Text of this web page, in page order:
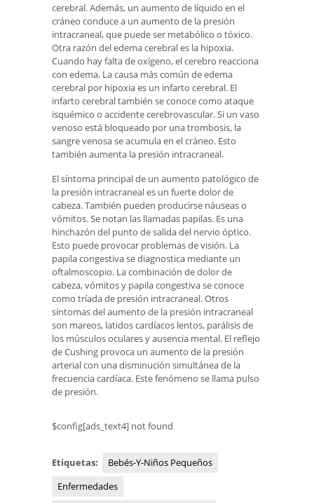
cerebral. Además, un aumento de líquido en el
cráneo conduce a un aumento de la presión
intracraneal, que puede ser metabólico o tóxico.
Otra razón del edema cerebral es la hipoxia.
Cuando hay falta de oxígeno, el cerebro reacciona
con edema. La causa más común de edema
cerebral por hipoxia es un infarto cerebral. El
infarto cerebral también se conoce como ataque
isquémico o accidente cerebrovascular. Si un vaso
venoso está bloqueado por una trombosis, la
sangre venosa se acumula en el cráneo. Esto
también aumenta la presión intracraneal.
El síntoma principal de un aumento patológico de
la presión intracraneal es un fuerte dolor de
cabeza. También pueden producirse náuseas o
vómitos. Se notan las llamadas papilas. Es una
hinchazón del punto de salida del nervio óptico.
Esto puede provocar problemas de visión. La
papila congestiva se diagnostica mediante un
oftalmoscopio. La combinación de dolor de
cabeza, vómitos y papila congestiva se conoce
como tríada de presión intracraneal. Otros
síntomas del aumento de la presión intracraneal
son mareos, latidos cardíacos lentos, parálisis de
los músculos oculares y ausencia mental. El reflejo
de Cushing provoca un aumento de la presión
arterial con una disminución simultánea de la
frecuencia cardíaca. Este fenómeno se llama pulso
de presión.
$config[ads_text4] not found
Etiquetas:
Bebés-Y-Niños Pequeños
Enfermedades